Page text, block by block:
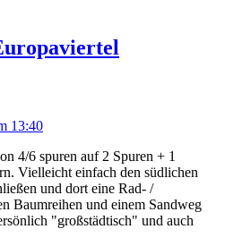
13:40
4/6 spuren auf 2 Spuren + 1
Vielleicht einfach den südlichen
und dort eine Rad- /
Baumreihen und einem Sandweg
"großstädtisch" und auch